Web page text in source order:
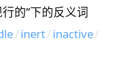
的”下的反义词
/inert/inactive/